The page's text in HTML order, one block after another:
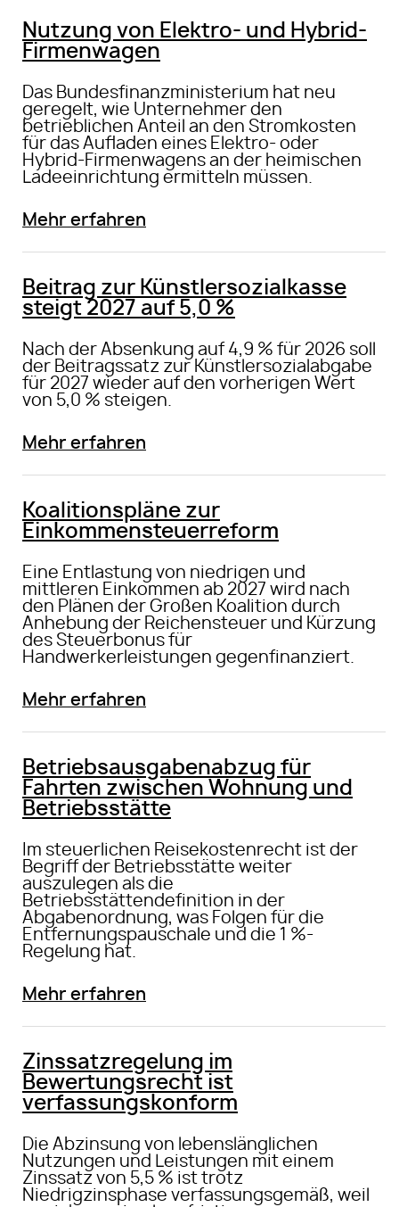
Nutzung von Elektro- und Hybrid-
Firmenwagen
Das Bundesfinanzministerium hat neu
geregelt, wie Unternehmer den
betrieblichen Anteil an den Stromkosten
für das Aufladen eines Elektro- oder
Hybrid-Firmenwagens an der heimischen
Ladeeinrichtung ermitteln müssen.
Mehr erfahren
Beitrag zur Künstlersozialkasse
steigt 2027 auf 5,0 %
Nach der Absenkung auf 4,9 % für 2026 soll
der Beitragssatz zur Künstlersozialabgabe
für 2027 wieder auf den vorherigen Wert
von 5,0 % steigen.
Mehr erfahren
Koalitionspläne zur
Einkommensteuerreform
Eine Entlastung von niedrigen und
mittleren Einkommen ab 2027 wird nach
den Plänen der Großen Koalition durch
Anhebung der Reichensteuer und Kürzung
des Steuerbonus für
Handwerkerleistungen gegenfinanziert.
Mehr erfahren
Betriebsausgabenabzug für
Fahrten zwischen Wohnung und
Betriebsstätte
Im steuerlichen Reisekostenrecht ist der
Begriff der Betriebsstätte weiter
auszulegen als die
Betriebsstättendefinition in der
Abgabenordnung, was Folgen für die
Entfernungspauschale und die 1 %-
Regelung hat.
Mehr erfahren
Zinssatzregelung im
Bewertungsrecht ist
verfassungskonform
Die Abzinsung von lebenslänglichen
Nutzungen und Leistungen mit einem
Zinssatz von 5,5 % ist trotz
Niedrigzinsphase verfassungsgemäß, weil